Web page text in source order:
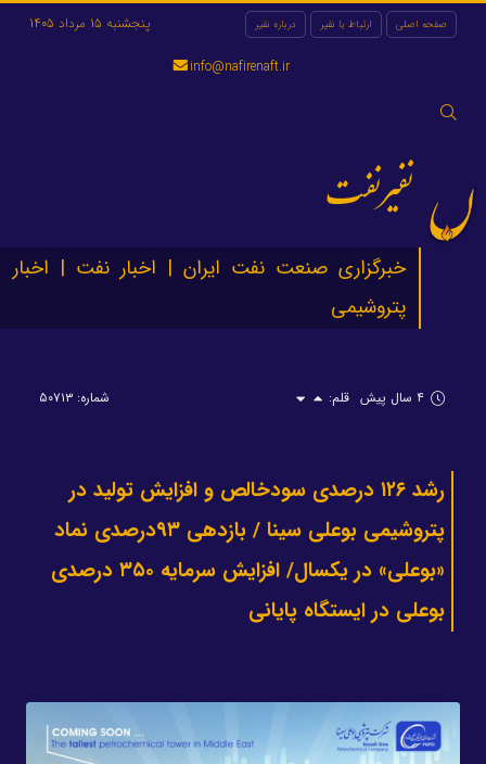
صفحه اصلی ارتباط با نفیر درباره نفیر
جستجو
پنجشنبه 15 مرداد 1405
info@nafirenaft.ir
نفیرنفت
خبرگزاری صنعت نفت ایران | اخبار نفت | اخبار
پتروشیمی
۴ سال پیش قلم: شماره: ۵۰۷۱۳
رشد ۱۲۶ درصدی سودخالص و افزایش تولید در
پتروشیمی بوعلی سینا / بازدهی ۹۳درصدی نماد
«بوعلی» در یکسال/ افزایش سرمایه ۳۵۰ درصدی
بوعلی در ایستگاه پایانی